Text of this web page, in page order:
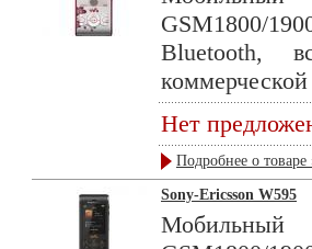
GSM1800/
Bluetooth,
Нет
Подробнее о товаре
Sony-Ericsson W595